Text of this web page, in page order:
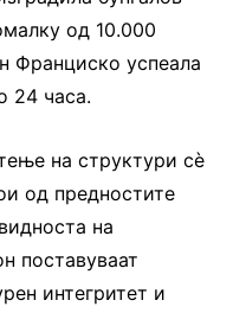
од 10.000
Франциско успеала
24 часа.
на структури сè
од предностите
на
поставуваат
интегритет и